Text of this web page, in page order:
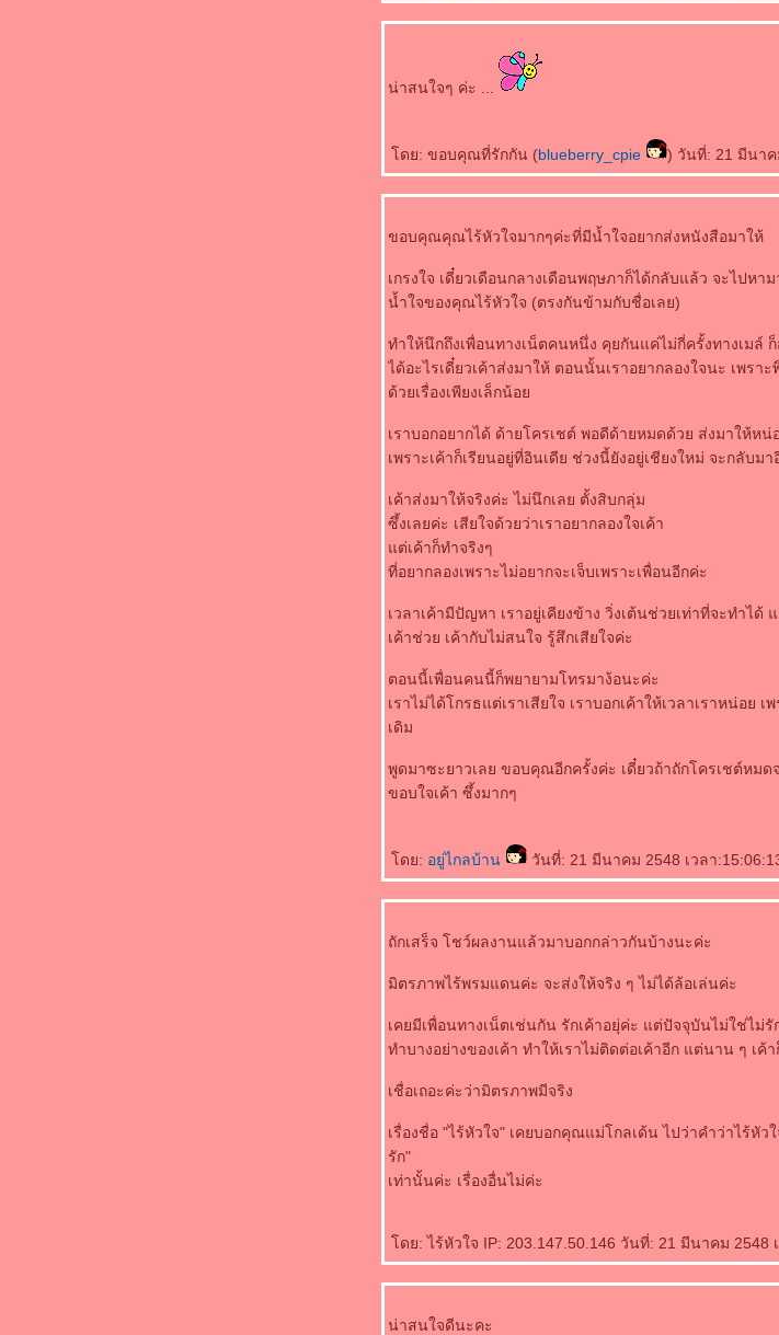
น่าสนใจๆ ค่ะ ...
ดย: ขอบคุณที่รักกัน (blueberry_cpie ) วันที่: 21 มีนาค
ขอบคุณคุณไร้หัวใจมากๆค่ะที่มีน้ำใจอยากส่งหนังสือมาให้
เกรงใจ เดี๋ยวเดือนกลางเดือนพฤษภาก็ได้กลับแล้ว จะไปหา
น้ำใจของคุณไร้หัวใจ (ตรงกันข้ามกับชื่อเลย)
ทำให้นึกถึงเพื่อนทางเน็ตคนหนึ่ง คุยกันแค่ไม่กี่ครั้งทางเมล์
ได้อะไรเดี๋ยวเค้าส่งมาให้ ตอนนั้นเราอยากลองใจนะ เพรา
ด้วยเรื่องเพียงเล็กน้อ
เราบอกอยากได้ ด้ายโครเชต์ พอดีด้ายหมดด้วย ส่งมาให้หน่
เพราะเค้าก็เรียนอยู่ที่อินเดีย ช่วงนี้ยังอยู่เชียงใหม่ จะกลับมา
เค้าส่งมาให้จริงค่ะ ไม่นึกเลย ตั้งสิบกลุ่ม
ซึ้งเลยค่ะ เสียใจด้วยว่าเราอยากลองใจเค้า
ต่เค้าก็ทำจริงๆ
ที่อยากลองเพราะไม่อยากจะเจ็บเพราะเพื่อนอีกค่ะ
เวลาเค้ามีปัญหา เราอยู่เคียงข้าง วิ่งเต้นช่วยเท่าที่จะทำได้
เค้าช่วย เค้ากับไม่สนใจ รู้สึกเสียใจค่ะ
ตอนนี้เพื่อนคนนี้ก็พยายามโทรมาง้อนะค่ะ
เราไม่ได้โกรธแต่เราเสียใจ เราบอกเค้าให้เวลาเราหน่อย เ
เดิม
พูดมาซะยาวเลย ขอบคุณอีกครั้งค่ะ เดี๋ยวถ้าถักโครเชต์หมด
ขอบใจเค้า ซึ้งมากๆ
ดย: อยู่ไกลบ้าน วันที่: 21 มีนาคม 2548 เวลา
ถักเสร็จ โชว์ผลงานแล้วมาบอกกล่าวกันบ้างนะค่ะ
มิตรภาพไร้พรมแดนค่ะ จะส่งให้จริง ๆ ไม่ได้ล้อเล่นค่ะ
เคยมีเพื่อนทางเน็ตเช่นกัน รักเค้าอยุ่ค่ะ แต่ปัจจุบันไม่ใช่ไม่รั
ทำบางอย่างของเค้า ทำให้เราไม่ติดต่อเค้าอีก แต่นาน ๆ เค้
เชื่อเถอะค่ะว่ามิตรภาพมีจริง
เรื่องชื่อ "ไร้หัวใจ" เคยบอกคุณแม่โกลเด้น ไปว่าคำว่าไร้หัว
รัก"
เท่านั้นค่ะ เรื่องอื่นไม่ค่ะ
ดย: ไร้หัวใจ IP: 203.147.50.146 วันที่: 21 มีนาคม 2548
น่าสนใจดีนะคะ